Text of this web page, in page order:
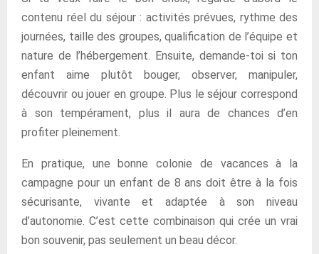
contenu réel du séjour : activités prévues, rythme des
journées, taille des groupes, qualification de l’équipe et
nature de l’hébergement. Ensuite, demande-toi si ton
enfant aime plutôt bouger, observer, manipuler,
découvrir ou jouer en groupe. Plus le séjour correspond
à son tempérament, plus il aura de chances d’en
profiter pleinement.
En pratique, une bonne colonie de vacances à la
campagne pour un enfant de 8 ans doit être à la fois
sécurisante, vivante et adaptée à son niveau
d’autonomie. C’est cette combinaison qui crée un vrai
bon souvenir, pas seulement un beau décor.